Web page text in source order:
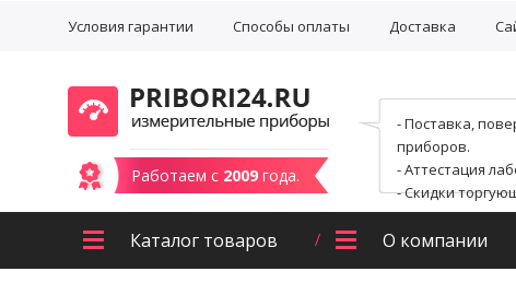
Условия гарантии Способы оплаты Доставка
Работаем с 2009 года.
- Поставка,
приборов.
- Аттестация
- Скидки
Каталог товаров О компании